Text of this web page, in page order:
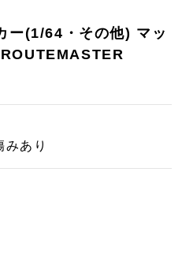
ー(1/64・その他) マッ
あり